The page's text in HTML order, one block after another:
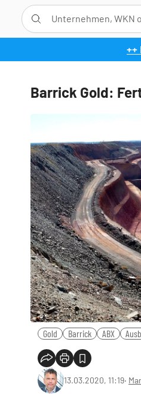
Barrick Gold:
Gold Barrick ABX
13.03.2020, 11:19‧